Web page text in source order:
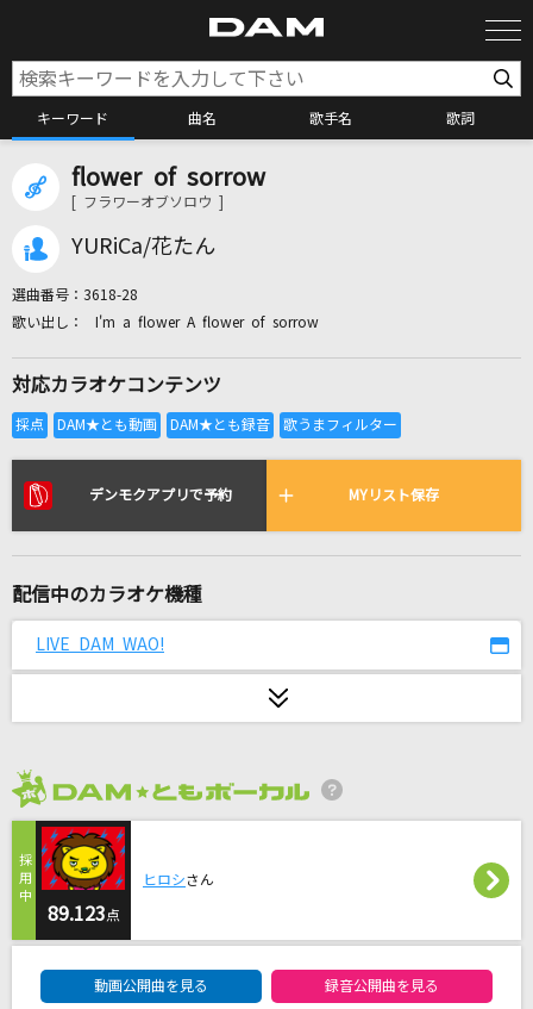
キーワード 曲名 歌手名 歌詞
カラオケ検索
全国りれき
リアルタイムで歌われている曲の一覧
unravel
絶対アイドル辞めないで
SPYAIR
英雄 運命の詩
ナツノオワリ
flower of sorrow
[ フラワーオブソロウ ]
YURiCa/花たん
選曲番号： 3618-28
I'm a flower A flower of sorrow
対応カラオケコンテンツ
デンモクアプリで予約 MYリスト保存
配信中のカラオケ機種
LIVE DAM WAO!
89.123点
ヒロシさん
動画公開曲を見る 録音公開曲を見る